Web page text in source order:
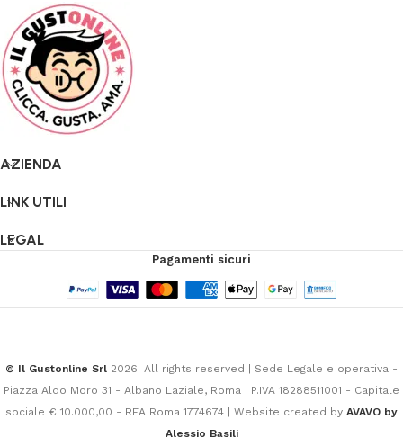
AZIENDA
LINK UTILI
LEGAL
Pagamenti sicuri
© Il Gustonline Srl 2026. All rights reserved | Sede Legale e operativa -
Piazza Aldo Moro 31 - Albano Laziale, Roma | P.IVA 18288511001 - Capitale
sociale € 10.000,00 - REA Roma 1774674 | Website created by AVAVO by
Alessio Basili